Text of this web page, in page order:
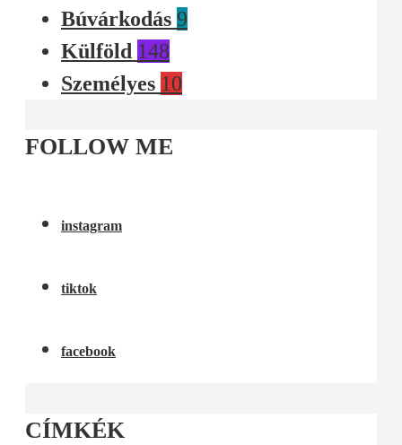
Búvárkodás 9
Külföld 148
Személyes 10
FOLLOW ME
instagram
tiktok
facebook
CÍMKÉK